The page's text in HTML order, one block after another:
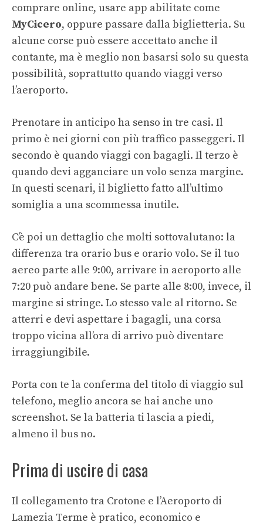
comprare online, usare app abilitate come
MyCicero, oppure passare dalla biglietteria. Su
alcune corse può essere accettato anche il
contante, ma è meglio non basarsi solo su questa
possibilità, soprattutto quando viaggi verso
l’aeroporto.
Prenotare in anticipo ha senso in tre casi. Il
primo è nei giorni con più traffico passeggeri. Il
secondo è quando viaggi con bagagli. Il terzo è
quando devi agganciare un volo senza margine.
In questi scenari, il biglietto fatto all’ultimo
somiglia a una scommessa inutile.
C’è poi un dettaglio che molti sottovalutano: la
differenza tra orario bus e orario volo. Se il tuo
aereo parte alle 9:00, arrivare in aeroporto alle
7:20 può andare bene. Se parte alle 8:00, invece, il
margine si stringe. Lo stesso vale al ritorno. Se
atterri e devi aspettare i bagagli, una corsa
troppo vicina all’ora di arrivo può diventare
irraggiungibile.
Porta con te la conferma del titolo di viaggio sul
telefono, meglio ancora se hai anche uno
screenshot. Se la batteria ti lascia a piedi,
almeno il bus no.
Prima di uscire di casa
Il collegamento tra Crotone e l’Aeroporto di
Lamezia Terme è pratico, economico e